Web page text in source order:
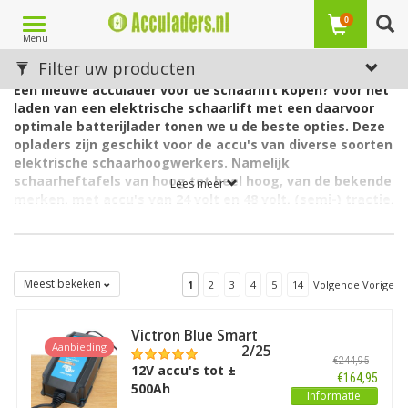
Toggle
navigation
Menu
0
Acculader / batterijlader voor schaarlift
Een nieuwe acculader voor de schaarlift kopen? Voor het
laden van een elektrische schaarlift met een daarvoor
optimale batterijlader tonen we u de beste opties. Deze
opladers zijn geschikt voor de accu's van diverse soorten
elektrische schaarhoogwerkers. Namelijk
schaarheftafels van hoog tot heel hoog, van de bekende
van industriële heftafels zijn er voldoende opties. Denk
waterbestendigheid (spatwater- of volledig waterdicht)
en aan de keuze uit een conventionele of hoogfrequente
Een schaarlift is een doorgaans elektrisch aangedreven
hoogwerker. Het platform waarmee de goederen worden
gehesen en waarop beneden of boven één of enkele personen
kunnen plaatsnemen, kan afhankelijk van het type reiken tot
Lees meer
Filter uw producten
Meest bekeken 1 2 3 4 5 14 Volgende Vorige
Aanbieding
Victron Blue Smart
IP65 Acculader 12/25
12V accu's tot ±
500Ah
€244,95
€164,95
Informatie